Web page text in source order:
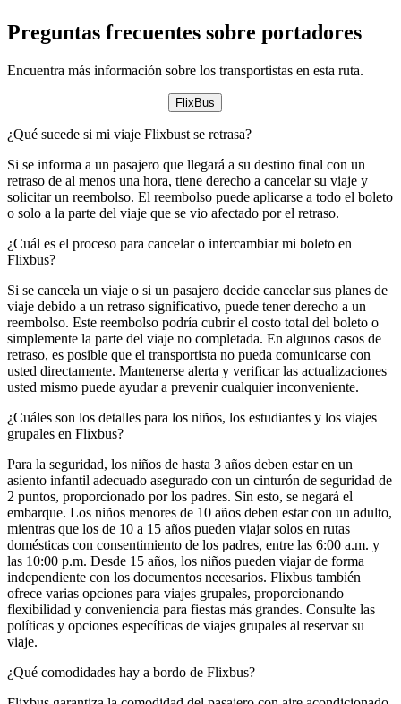
Preguntas frecuentes sobre portadores
Encuentra más información sobre los transportistas en esta ruta.
FlixBus
¿Qué sucede si mi viaje Flixbust se retrasa?
Si se informa a un pasajero que llegará a su destino final con un
retraso de al menos una hora, tiene derecho a cancelar su viaje y
solicitar un reembolso. El reembolso puede aplicarse a todo el boleto
o solo a la parte del viaje que se vio afectado por el retraso.
¿Cuál es el proceso para cancelar o intercambiar mi boleto en
Flixbus?
Si se cancela un viaje o si un pasajero decide cancelar sus planes de
viaje debido a un retraso significativo, puede tener derecho a un
reembolso. Este reembolso podría cubrir el costo total del boleto o
simplemente la parte del viaje no completada. En algunos casos de
retraso, es posible que el transportista no pueda comunicarse con
usted directamente. Mantenerse alerta y verificar las actualizaciones
usted mismo puede ayudar a prevenir cualquier inconveniente.
¿Cuáles son los detalles para los niños, los estudiantes y los viajes
grupales en Flixbus?
Para la seguridad, los niños de hasta 3 años deben estar en un
asiento infantil adecuado asegurado con un cinturón de seguridad de
2 puntos, proporcionado por los padres. Sin esto, se negará el
embarque. Los niños menores de 10 años deben estar con un adulto,
mientras que los de 10 a 15 años pueden viajar solos en rutas
domésticas con consentimiento de los padres, entre las 6:00 a.m. y
las 10:00 p.m. Desde 15 años, los niños pueden viajar de forma
independiente con los documentos necesarios. Flixbus también
ofrece varias opciones para viajes grupales, proporcionando
flexibilidad y conveniencia para fiestas más grandes. Consulte las
políticas y opciones específicas de viajes grupales al reservar su
viaje.
¿Qué comodidades hay a bordo de Flixbus?